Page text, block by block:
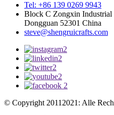
Tel: +86 139 0269 9943
Block C Zongxin
Dongguan 52301 China
steve@shengruicrafts.com
© Copyright 20112021: Alle